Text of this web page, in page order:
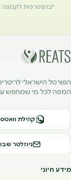
*בהצטרפות לקבוצה
הפורטל הישראלי
המפה לכל מי שמחפש
קהילת
ניוזלטר
מידע חיוני